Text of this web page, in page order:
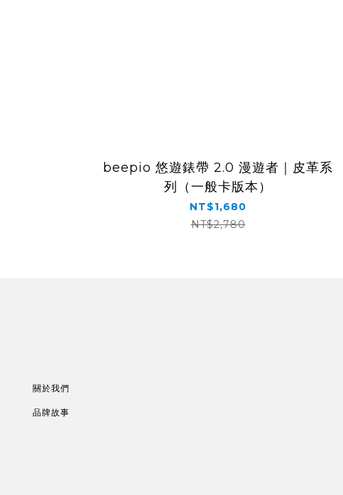
beepio 悠遊錶帶 2.0 漫遊者｜皮革系
列（一般卡版本）
NT$1,680
NT$2,780
關於我們
品牌故事